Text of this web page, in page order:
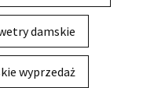
damskie
wyprzedaż